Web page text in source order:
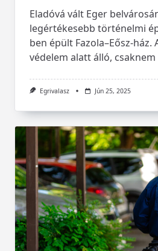
Eladóvá vált Eger
legértékesebb történelmi
ben épült Fazola–Eősz-ház.
védelem alatt álló, csaknem
Egrivalasz Jún 25, 2025